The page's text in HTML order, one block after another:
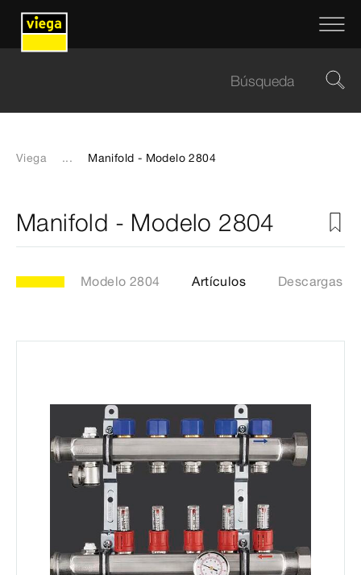
Viega ... Manifold - Modelo 2804
Manifold - Modelo 2804
Modelo 2804 Artículos Descargas